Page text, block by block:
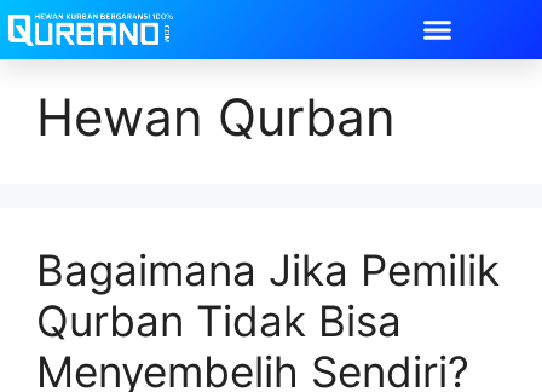
Hewan Qurban
Bagaimana Jika Pemilik
Qurban Tidak Bisa
Menyembelih Sendiri?